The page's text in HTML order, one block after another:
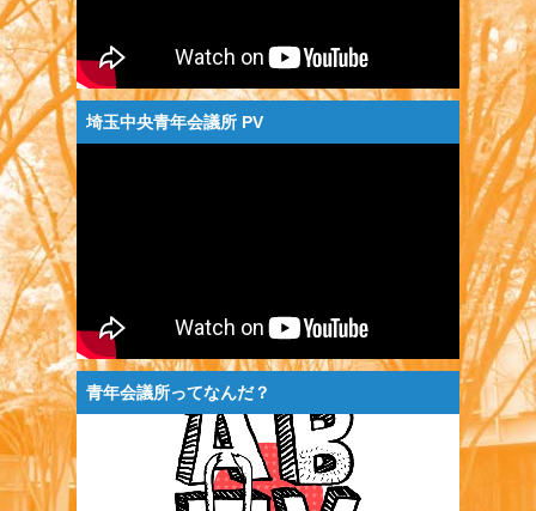
埼玉中央青年会議所 PV
青年会議所ってなんだ？